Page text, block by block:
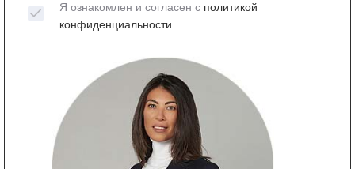
Я ознакомлен и согласен с политикой
конфиденциальности